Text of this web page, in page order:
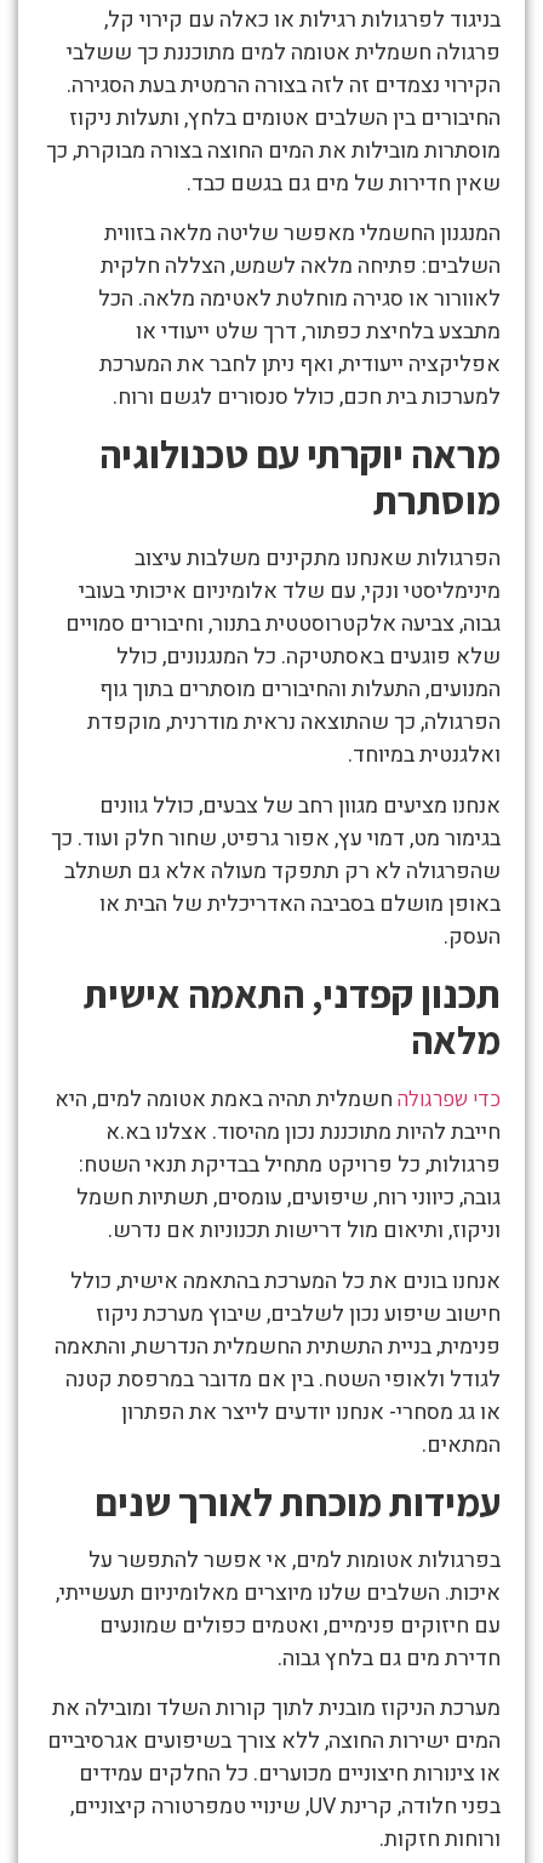
בניגוד לפרגולות רגילות או כאלה עם קירוי קל,
פרגולה חשמלית אטומה למים מתוכננת כך ששלבי
הקירוי נצמדים זה לזה בצורה הרמטית בעת הסגירה.
החיבורים בין השלבים אטומים בלחץ, ותעלות ניקוז
מוסתרות מובילות את המים החוצה בצורה מבוקרת, כך
שאין חדירות של מים גם בגשם כבד.
המנגנון החשמלי מאפשר שליטה מלאה בזווית
השלבים: פתיחה מלאה לשמש, הצללה חלקית
לאוורור או סגירה מוחלטת לאטימה מלאה. הכל
מתבצע בלחיצת כפתור, דרך שלט ייעודי או
אפליקציה ייעודית, ואף ניתן לחבר את המערכת
למערכות בית חכם, כולל סנסורים לגשם ורוח.
מראה יוקרתי עם טכנולוגיה
מוסתרת
הפרגולות שאנחנו מתקינים משלבות עיצוב
מינימליסטי ונקי, עם שלד אלומיניום איכותי בעובי
גבוה, צביעה אלקטרוסטטית בתנור, וחיבורים סמויים
שלא פוגעים באסתטיקה. כל המנגנונים, כולל
המנועים, התעלות והחיבורים מוסתרים בתוך גוף
הפרגולה, כך שהתוצאה נראית מודרנית, מוקפדת
ואלגנטית במיוחד.
אנחנו מציעים מגוון רחב של צבעים, כולל גוונים
בגימור מט, דמוי עץ, אפור גרפיט, שחור חלק ועוד. כך
שהפרגולה לא רק תתפקד מעולה אלא גם תשתלב
באופן מושלם בסביבה האדריכלית של הבית או
העסק.
תכנון קפדני, התאמה אישית
מלאה
כדי שפרגולה חשמלית תהיה באמת אטומה למים, היא
חייבת להיות מתוכננת נכון מהיסוד. אצלנו בא.א
פרגולות, כל פרויקט מתחיל בבדיקת תנאי השטח:
גובה, כיווני רוח, שיפועים, עומסים, תשתיות חשמל
וניקוז, ותיאום מול דרישות תכנוניות אם נדרש.
אנחנו בונים את כל המערכת בהתאמה אישית, כולל
חישוב שיפוע נכון לשלבים, שיבוץ מערכת ניקוז
פנימית, בניית התשתית החשמלית הנדרשת, והתאמה
לגודל ולאופי השטח. בין אם מדובר במרפסת קטנה
או גג מסחרי- אנחנו יודעים לייצר את הפתרון
המתאים.
עמידות מוכחת לאורך שנים
בפרגולות אטומות למים, אי אפשר להתפשר על
איכות. השלבים שלנו מיוצרים מאלומיניום תעשייתי,
עם חיזוקים פנימיים, ואטמים כפולים שמונעים
חדירת מים גם בלחץ גבוה.
מערכת הניקוז מובנית לתוך קורות השלד ומובילה את
המים ישירות החוצה, ללא צורך בשיפועים אגרסיביים
או צינורות חיצוניים מכוערים. כל החלקים עמידים
בפני חלודה, קרינת UV, שינויי טמפרטורה קיצוניים,
ורוחות חזקות.